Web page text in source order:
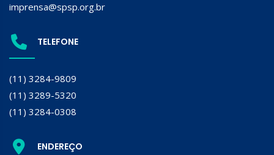
imprensa@spsp.org.br
TELEFONE
(11) 3284-9809
(11) 3289-5320
(11) 3284-0308
ENDEREÇO